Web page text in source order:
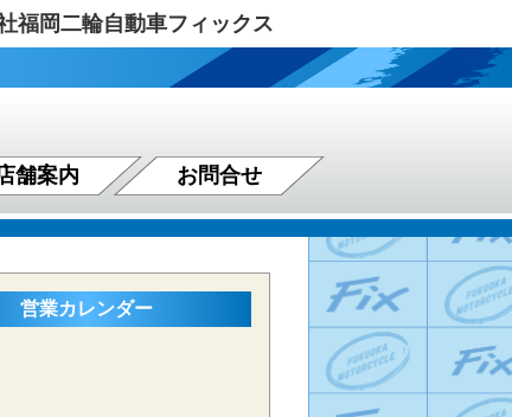
福岡二輪自動車フィックス
舗案内 お問合せ
営業カレンダー